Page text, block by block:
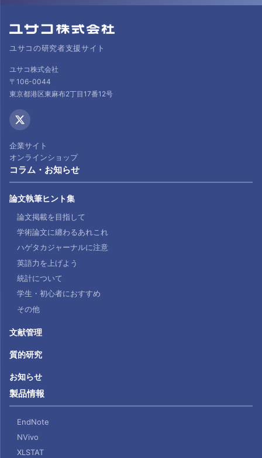
ユサコの研究者支援サイト
ユサコ株式会社
〒106-0044
東京都港区東麻布2丁目17番12号
企業サイト
オンラインショップ
コラム・お知らせ
論文執筆ヒント集
論文掲載を目指して
学術論文に纏わるあれこれ
ハゲタカジャーナルに注意
英語力を上げよう
統計について
学生・初心者におすすめ
その他
文献管理
質的研究
お知らせ
製品情報
EndNote
NVivo
XLSTAT